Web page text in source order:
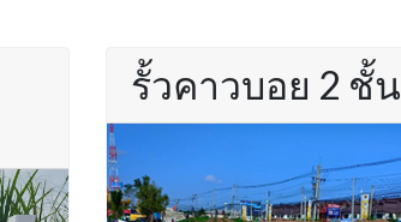
รั้วคาวบอย 2 ชั้น